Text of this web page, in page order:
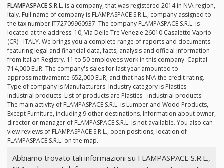
FLAMPASPACE S.R.L. is a company, that was registered 2014 in N\A region,
Italy. Full name of company is FLAMPASPACE S.R.L., company assigned to
the tax number IT72709960937. The company FLAMPASPACE S.R.L. is
located at the address: 10, Via Delle Tre Venezie 26010 Casaletto Vaprio
(CR) - ITALY. We brings you a complete range of reports and documents
featuring legal and financial data, facts, analysis and official information
from Italian Registry. 11 to 50 employees work in this company. Capital -
714,000 EUR. The company's sales for last year amounted to
approssimativamente 652,000 EUR, and that has N\A the credit rating.
Type of company is Manufacturers. Industry category is Plastics -
industrial products. List of products are Plastics - industrial products.
The main activity of FLAMPASPACE S.R.L. is Lumber and Wood Products,
Except Furniture, including 9 other destinations. Information about owner,
director or manager of FLAMPASPACE S.R.L. is not available. You also can
view reviews of FLAMPASPACE S.R.L., open positions, location of
FLAMPASPACE S.R.L. on the map.
Abbiamo trovato tali informazioni su FLAMPASPACE S.R.L.,